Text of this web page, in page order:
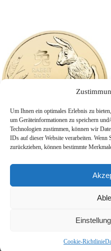
Um Ihnen ein optimales Erlebnis zu
um Geräteinformationen zu speichern
Technologien zustimmen, können wir
IDs auf dieser Website verarbeiten.
zurückziehen, können bestimmte
Cookie-Richtlinie
1/2 Unze Gold Australien
Lunar III Hase 2023
© Aachener Anlagemetalle